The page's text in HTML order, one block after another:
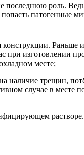
последнюю роль.
попасть
Раньше
при изготовлении
месте;
наличие трещин,
случае в месте